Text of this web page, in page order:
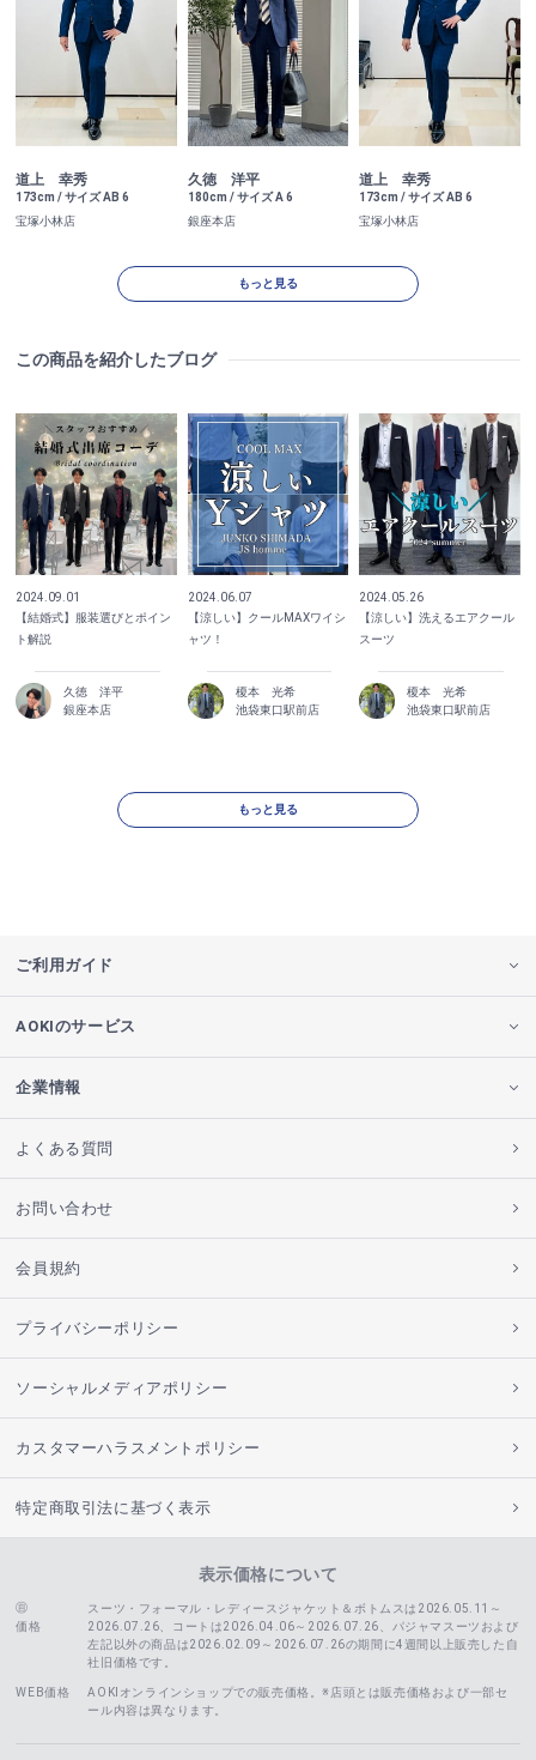
道上 幸秀
173cm / サイズ AB 6
宝塚小林店
久徳 洋平
180cm / サイズ A 6
銀座本店
道上 幸秀
173cm / サイズ AB 6
宝塚小林店
もっと見る
この商品を紹介したブログ
2024.09.01
【結婚式】服装選びとポイン
ト解説
久徳 洋平
銀座本店
2024.06.07
【涼しい】クールMAXワイシ
ャツ！
榎本 光希
池袋東口駅前店
2024.05.26
【涼しい】洗えるエアクール
スーツ
榎本 光希
池袋東口駅前店
もっと見る
ご利用ガイド
AOKIのサービス
企業情報
よくある質問
お問い合わせ
会員規約
プライバシーポリシー
ソーシャルメディアポリシー
カスタマーハラスメントポリシー
特定商取引法に基づく表示
表示価格について
価格
スーツ・フォーマル・レディースジャケット＆ボトムスは2026.05.11～
2026.07.26、コートは2026.04.06～2026.07.26、
パジャマスーツおよび
左記以外の商品は2026.02.09～2026.07.26の期間に4週間以上販売した自
社旧価格です。
WEB価格
AOKIオンラインショップでの販売価格。※店頭とは販売価格および一部セ
ール内容は異なります。